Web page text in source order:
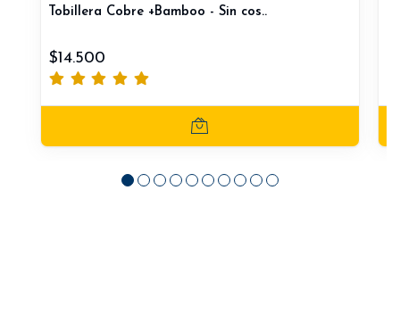
Tobillera Cobre +Bamboo - Sin cos..
$14.500